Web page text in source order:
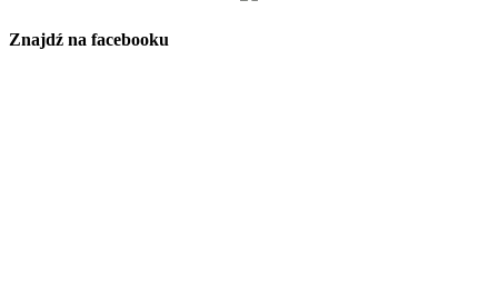
Znajdź na facebooku